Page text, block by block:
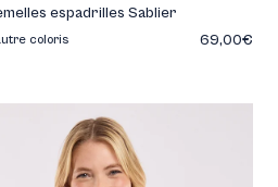
espadrilles Sablier
coloris 69,00€